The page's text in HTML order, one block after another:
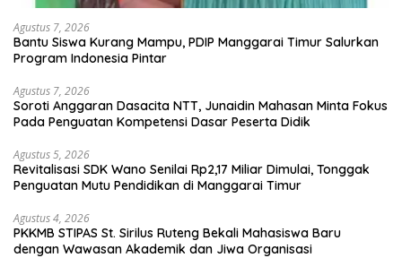
Agustus 7, 2026
Bantu Siswa Kurang Mampu, PDIP Manggarai Timur Salurkan
Program Indonesia Pintar
Agustus 7, 2026
Soroti Anggaran Dasacita NTT, Junaidin Mahasan Minta Fokus
Pada Penguatan Kompetensi Dasar Peserta Didik
Agustus 5, 2026
Revitalisasi SDK Wano Senilai Rp2,17 Miliar Dimulai, Tonggak
Penguatan Mutu Pendidikan di Manggarai Timur
Agustus 4, 2026
PKKMB STIPAS St. Sirilus Ruteng Bekali Mahasiswa Baru
dengan Wawasan Akademik dan Jiwa Organisasi